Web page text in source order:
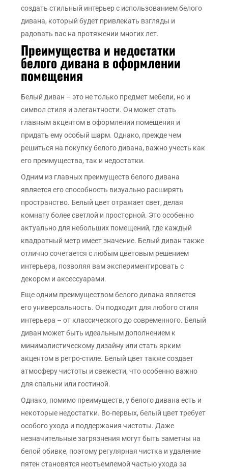
создать стильный интерьер с использованием белого
дивана, который будет привлекать взгляды и
радовать вас на протяжении многих лет.
Преимущества и недостатки
белого дивана в оформлении
помещения
Белый диван – это не только предмет мебели, но и
символ стиля и элегантности. Он может стать
главным акцентом в оформлении помещения и
придать ему особый шарм. Однако, прежде чем
решиться на покупку белого дивана, важно учесть как
его преимущества, так и недостатки.
Одним из главных преимуществ белого дивана
является его способность визуально расширять
пространство. Белый цвет отражает свет, делая
комнату более светлой и просторной. Это особенно
актуально для небольших помещений, где каждый
квадратный метр имеет значение. Белый диван также
отлично сочетается с любым цветовым решением
интерьера, позволяя вам экспериментировать с
декором и аксессуарами.
Еще одним преимуществом белого дивана является
его универсальность. Он подходит для любого стиля
интерьера – от классического до современного. Белый
диван может быть идеальным дополнением к
минималистическому дизайну или стать ярким
акцентом в ретро-стиле. Белый цвет также создает
атмосферу чистоты и свежести, что особенно важно
для спальни или гостиной.
Однако, помимо преимуществ, у белого дивана есть и
некоторые недостатки. Во-первых, белый цвет требует
особого ухода и поддержания чистоты. Даже
незначительные загрязнения могут быть заметны на
белой обивке, поэтому регулярная чистка и удаление
пятен становятся неотъемлемой частью ухода за